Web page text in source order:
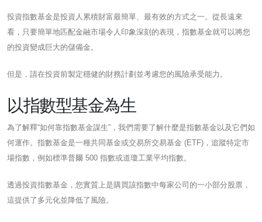
投資指數基金是投資人累積財富最簡單、最有效的方式之一。從長遠來
看，只要簡單地匹配金融市場令人印象深刻的表現，指數基金就可以將您
的投資變成巨大的儲備金。
但是，請在投資前製定穩健的財務計劃並考慮您的風險承受能力。
以指數型基金為生
為了解釋“如何靠指數基金謀生”，我們需要了解什麼是指數基金以及它們如
何運作。指數基金是一種共同基金或交易所交易基金 (ETF)，追蹤特定市
場指數，例如標準普爾 500 指數或道瓊工業平均指數。
透過投資指數基金，您實質上是購買該指數中每家公司的一小部分股票，
這提供了多元化並降低了風險。